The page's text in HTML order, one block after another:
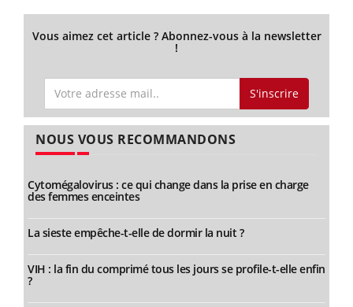
Vous aimez cet article ? Abonnez-vous à la newsletter
!
S'inscrire
NOUS VOUS RECOMMANDONS
Cytomégalovirus : ce qui change dans la prise en charge
des femmes enceintes
La sieste empêche-t-elle de dormir la nuit ?
VIH : la fin du comprimé tous les jours se profile-t-elle enfin
?